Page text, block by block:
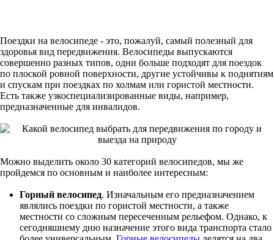
Поездки на велосипеде - это, пожалуй, самый полезный для
здоровья вид передвижения. Велосипеды выпускаются
совершенно разных типов, одни больше подходят для поездок
по плоской ровной поверхности, другие устойчивы к поднятиям
и спускам при поездках по холмам или гористой местности.
Есть также узкоспециализированные виды, например,
предназначенные для инвалидов.
Можно выделить около 30 категорий велосипедов, мы же
пройдемся по основным и наиболее интересным:
Горный велосипед. Изначальным его предназначением
являлись поездки по гористой местности, а также
местности со сложным пересеченным рельефом. Однако, к
сегодняшнему дню назначение этого вида транспорта стало